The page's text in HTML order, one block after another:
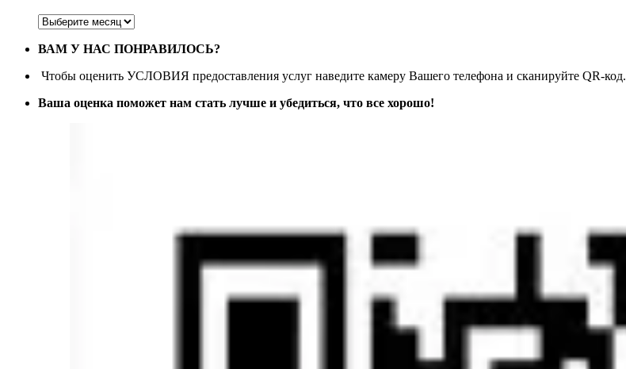
Архивы
ВАМ У НАС ПОНРАВИЛОСЬ?
Чтобы оценить УСЛОВИЯ предоставления услуг наведите камеру Вашего телефона и сканируйте QR-код.
Ваша оценка поможет нам стать лучше и убедиться, что все хорошо!